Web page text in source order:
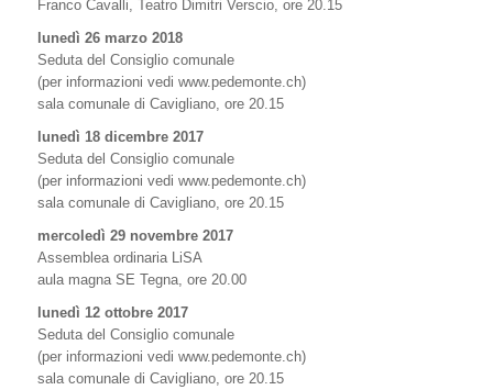
Franco Cavalli, Teatro Dimitri Verscio, ore 20.15
lunedì 26 marzo 2018
Seduta del Consiglio comunale
(per informazioni vedi www.pedemonte.ch)
sala comunale di Cavigliano, ore 20.15
lunedì 18 dicembre 2017
Seduta del Consiglio comunale
(per informazioni vedi www.pedemonte.ch)
sala comunale di Cavigliano, ore 20.15
mercoledì 29 novembre 2017
Assemblea ordinaria LiSA
aula magna SE Tegna, ore 20.00
lunedì 12 ottobre 2017
Seduta del Consiglio comunale
(per informazioni vedi www.pedemonte.ch)
sala comunale di Cavigliano, ore 20.15